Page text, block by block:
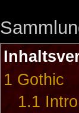
1 Gothic
1.1 Intro